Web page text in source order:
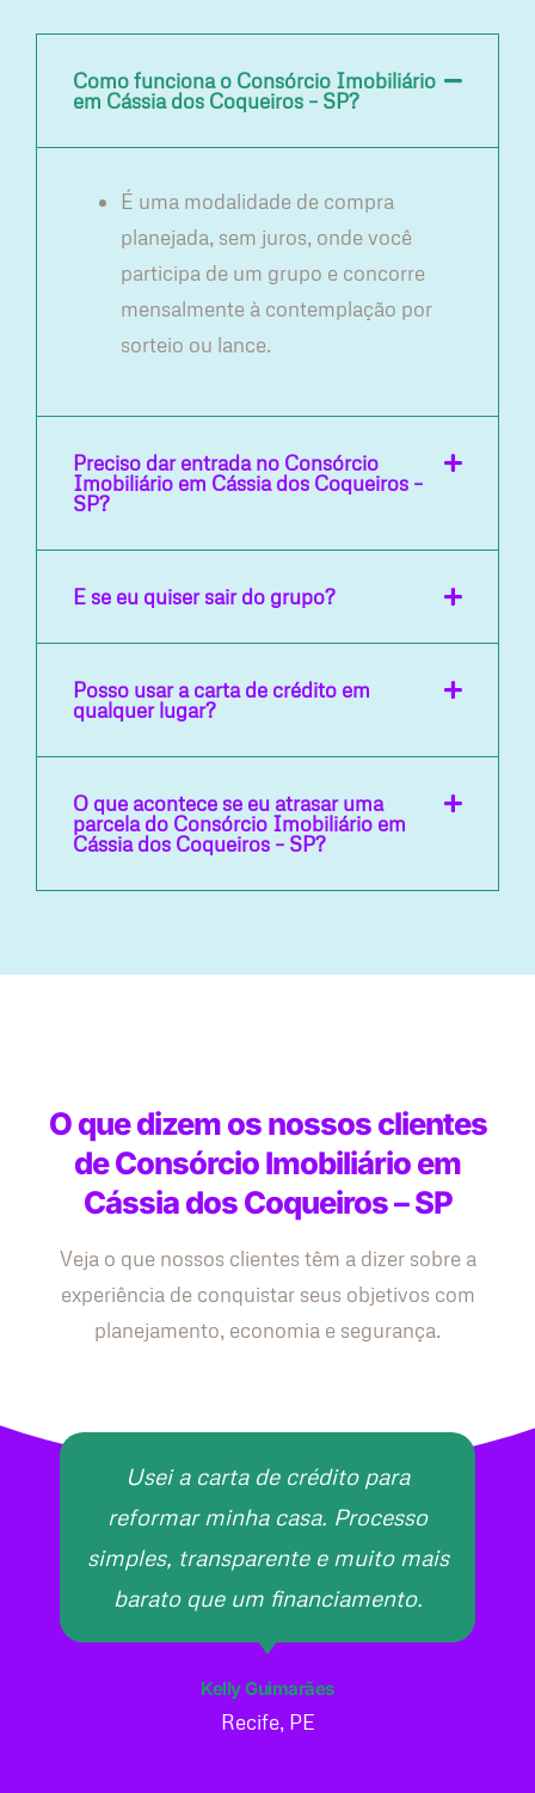
Como funciona o Consórcio Imobiliário
em Cássia dos Coqueiros – SP?
É uma modalidade de compra
planejada, sem juros, onde você
participa de um grupo e concorre
mensalmente à contemplação por
sorteio ou lance.
Preciso dar entrada no Consórcio
Imobiliário em Cássia dos Coqueiros –
SP?
E se eu quiser sair do grupo?
Posso usar a carta de crédito em
qualquer lugar?
O que acontece se eu atrasar uma
parcela do Consórcio Imobiliário em
Cássia dos Coqueiros – SP?
O que dizem os nossos clientes
de Consórcio Imobiliário em
Cássia dos Coqueiros – SP
Veja o que nossos clientes têm a dizer sobre a
experiência de conquistar seus objetivos com
planejamento, economia e segurança.
Usei a carta de crédito para
reformar minha casa. Processo
simples, transparente e muito mais
barato que um financiamento.
Kelly Guimarães
Recife, PE